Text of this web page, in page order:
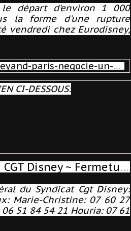
départ d'environ 1 000
la forme d'une rupture
vendredi chez Eurodisney,
https://94.citoyens.com/2020/disneyand-paris-negocie-un-milliers-de-departs-volontaires,30-11-2020.html
CI-DESSOUS:
La CGT Disney ~ Fermeture des Parcs Disney
du Syndicat Cgt Disney:
Marie-Christine: 07 60 27
51 84 54 21 Houria: 07 61